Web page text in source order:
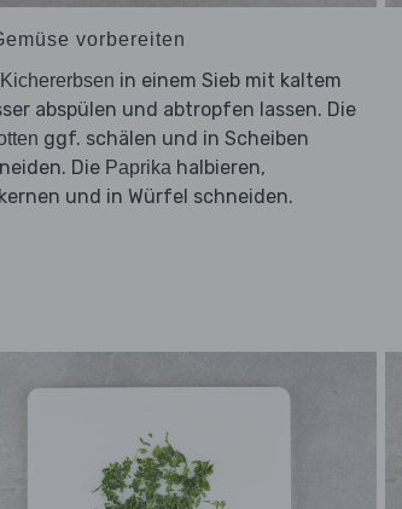
vorbereiten
Kichererbsen in einem Sieb mit kaltem
abspülen und abtropfen lassen. Die
ggf. schälen und in Scheiben
Die Paprikahalbieren,
und in Würfel schneiden.